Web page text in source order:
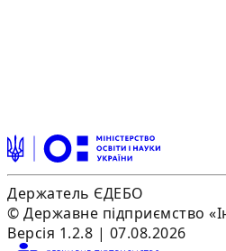
Держатель ЄДЕБО
© Державне підприємство
Версія 1.2.8 | 07.08.2026